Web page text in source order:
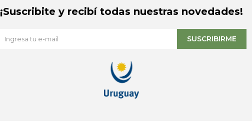
¡Suscribite y recibí todas nuestras novedades!
SUSCRIBIRME